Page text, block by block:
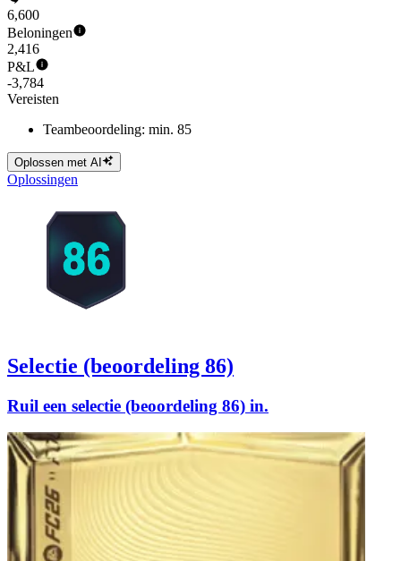
6,600
Beloningen
2,416
P&L
-3,784
Vereisten
Teambeoordeling: min. 85
Oplossen met AI
Oplossingen
Selectie (beoordeling 86)
Ruil een selectie (beoordeling 86) in.